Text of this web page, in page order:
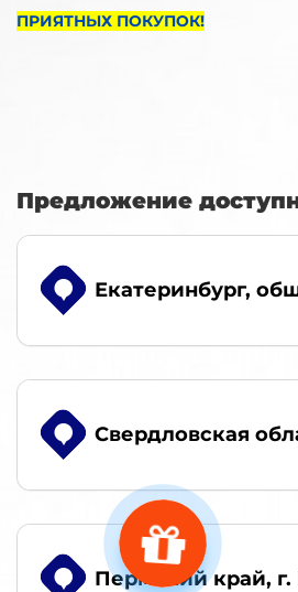
ПРИЯТНЫХ ПОКУПОК!
Предложение
Екатеринбург,
Свердловская
Пермский край,